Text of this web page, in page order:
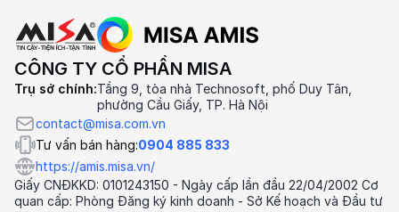
CÔNG TY CỔ PHẦN MISA
Trụ sở chính:Tầng 9, tòa nhà Technosoft, phố Duy Tân,
phường Cầu Giấy, TP. Hà Nội
contact@misa.com.vn
Tư vấn bán hàng:0904 885 833
https://amis.misa.vn/
Giấy CNĐKKD: 0101243150 - Ngày cấp lần đầu 22/04/2002 Cơ
quan cấp: Phòng Đăng ký kinh doanh - Sở Kế hoạch và Đầu tư